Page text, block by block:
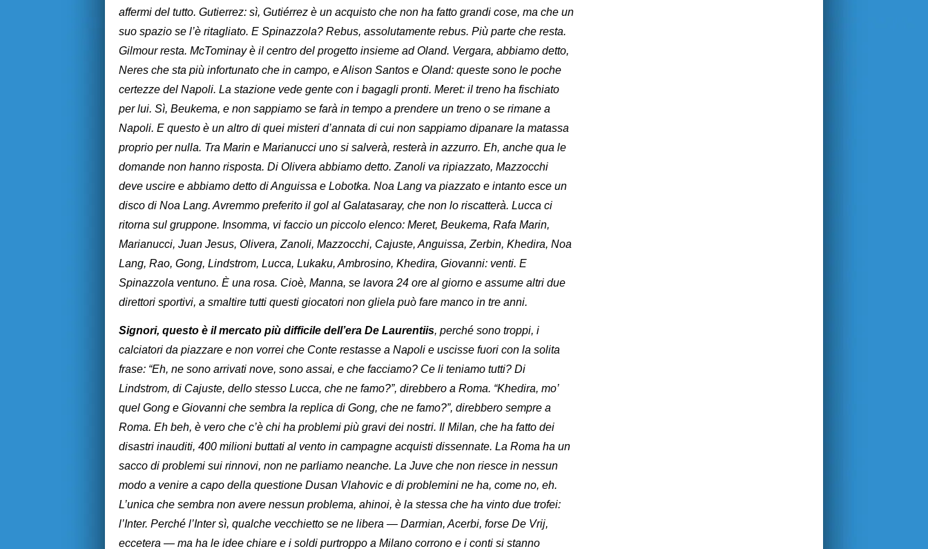
affermi del tutto. Gutierrez: sì, Gutiérrez è un acquisto che non ha fatto grandi cose, ma che un
suo spazio se l’è ritagliato. E Spinazzola? Rebus, assolutamente rebus. Più parte che resta.
Gilmour resta. McTominay è il centro del progetto insieme ad Oland. Vergara, abbiamo detto,
Neres che sta più infortunato che in campo, e Alison Santos e Oland: queste sono le poche
certezze del Napoli. La stazione vede gente con i bagagli pronti. Meret: il treno ha fischiato
per lui. Sì, Beukema, e non sappiamo se farà in tempo a prendere un treno o se rimane a
Napoli. E questo è un altro di quei misteri d’annata di cui non sappiamo dipanare la matassa
proprio per nulla. Tra Marin e Marianucci uno si salverà, resterà in azzurro. Eh, anche qua le
domande non hanno risposta. Di Olivera abbiamo detto. Zanoli va ripiazzato, Mazzocchi
deve uscire e abbiamo detto di Anguissa e Lobotka. Noa Lang va piazzato e intanto esce un
disco di Noa Lang. Avremmo preferito il gol al Galatasaray, che non lo riscatterà. Lucca ci
ritorna sul gruppone. Insomma, vi faccio un piccolo elenco: Meret, Beukema, Rafa Marin,
Marianucci, Juan Jesus, Olivera, Zanoli, Mazzocchi, Cajuste, Anguissa, Zerbin, Khedira, Noa
Lang, Rao, Gong, Lindstrom, Lucca, Lukaku, Ambrosino, Khedira, Giovanni: venti. E
Spinazzola ventuno. È una rosa. Cioè, Manna, se lavora 24 ore al giorno e assume altri due
direttori sportivi, a smaltire tutti questi giocatori non gliela può fare manco in tre anni.
Signori, questo è il mercato più difficile dell’era De Laurentiis, perché sono troppi, i
calciatori da piazzare e non vorrei che Conte restasse a Napoli e uscisse fuori con la solita
frase: “Eh, ne sono arrivati nove, sono assai, e che facciamo? Ce li teniamo tutti? Di
Lindstrom, di Cajuste, dello stesso Lucca, che ne famo?”, direbbero a Roma. “Khedira, mo’
quel Gong e Giovanni che sembra la replica di Gong, che ne famo?”, direbbero sempre a
Roma. Eh beh, è vero che c’è chi ha problemi più gravi dei nostri. Il Milan, che ha fatto dei
disastri inauditi, 400 milioni buttati al vento in campagne acquisti dissennate. La Roma ha un
sacco di problemi sui rinnovi, non ne parliamo neanche. La Juve che non riesce in nessun
modo a venire a capo della questione Dusan Vlahovic e di problemini ne ha, come no, eh.
L’unica che sembra non avere nessun problema, ahinoi, è la stessa che ha vinto due trofei:
l’Inter. Perché l’Inter sì, qualche vecchietto se ne libera — Darmian, Acerbi, forse De Vrij,
eccetera — ma ha le idee chiare e i soldi purtroppo a Milano corrono e i conti si stanno